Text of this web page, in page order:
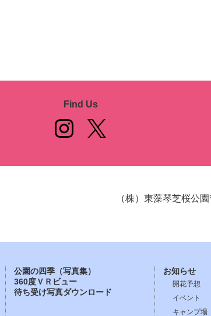
Find Us
（株）東藻琴芝桜公
公園の四季（写真集）
360度ＶＲビュー
待ち受け写真ダウンロード
お知らせ
開花予想
イベント
キャンプ場